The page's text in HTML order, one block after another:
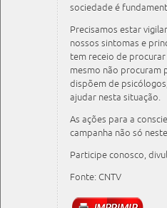
sociedade é
Precisamos estar
nossos sintomas e
tem receio de
mesmo não procuram
dispõem de
ajudar nesta situação.
​As ações para a
campanha não só
​Participe conosco,
Fonte: CNTV